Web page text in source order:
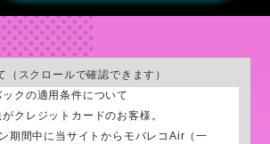
（スクロールで確認できます）
クの適用条件について
クレジットカードのお客様。
期間中に当サイトからモバレコAir（一